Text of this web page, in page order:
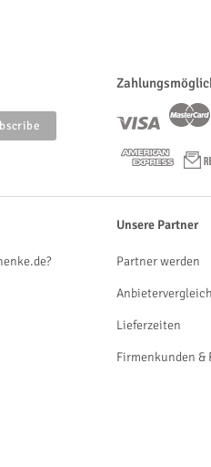
Unsere Partner
Partner werden
Anbietervergleich
Lieferzeiten
Firmenkunden &